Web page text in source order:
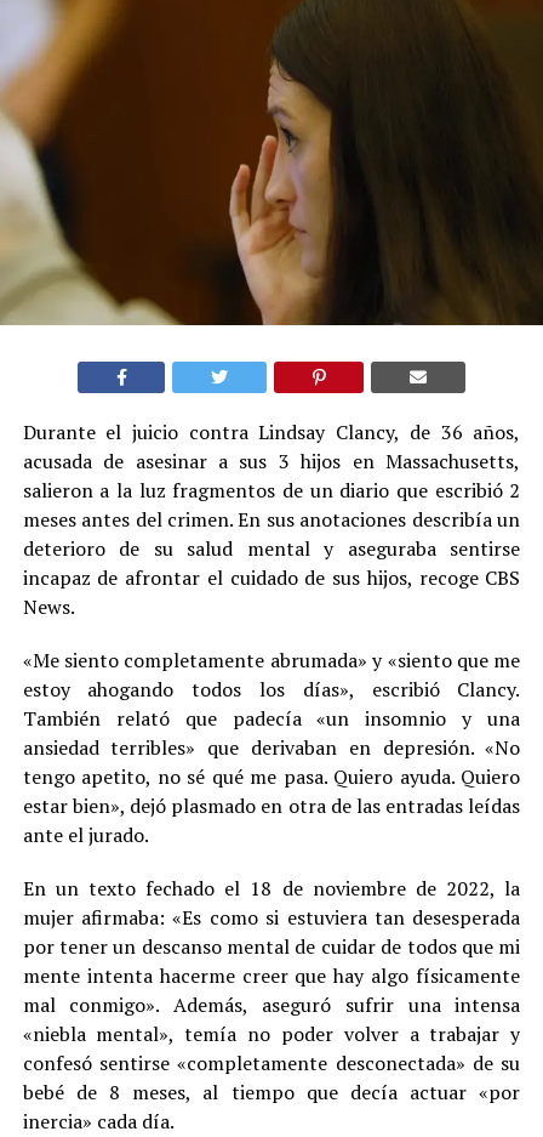
Durante el juicio contra Lindsay Clancy, de 36 años,
acusada de asesinar a sus 3 hijos en Massachusetts,
salieron a la luz fragmentos de un diario que escribió 2
meses antes del crimen. En sus anotaciones describía un
deterioro de su salud mental y aseguraba sentirse
incapaz de afrontar el cuidado de sus hijos, recoge CBS
News.
«Me siento completamente abrumada» y «siento que me
estoy ahogando todos los días», escribió Clancy.
También relató que padecía «un insomnio y una
ansiedad terribles» que derivaban en depresión. «No
tengo apetito, no sé qué me pasa. Quiero ayuda. Quiero
estar bien», dejó plasmado en otra de las entradas leídas
ante el jurado.
En un texto fechado el 18 de noviembre de 2022, la
mujer afirmaba: «Es como si estuviera tan desesperada
por tener un descanso mental de cuidar de todos que mi
mente intenta hacerme creer que hay algo físicamente
mal conmigo». Además, aseguró sufrir una intensa
«niebla mental», temía no poder volver a trabajar y
confesó sentirse «completamente desconectada» de su
bebé de 8 meses, al tiempo que decía actuar «por
inercia» cada día.